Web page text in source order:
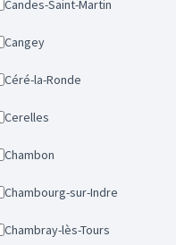
Candes-Saint-Martin
Cangey
Céré-la-Ronde
Cerelles
Chambon
Chambourg-sur-Indre
Chambray-lès-Tours